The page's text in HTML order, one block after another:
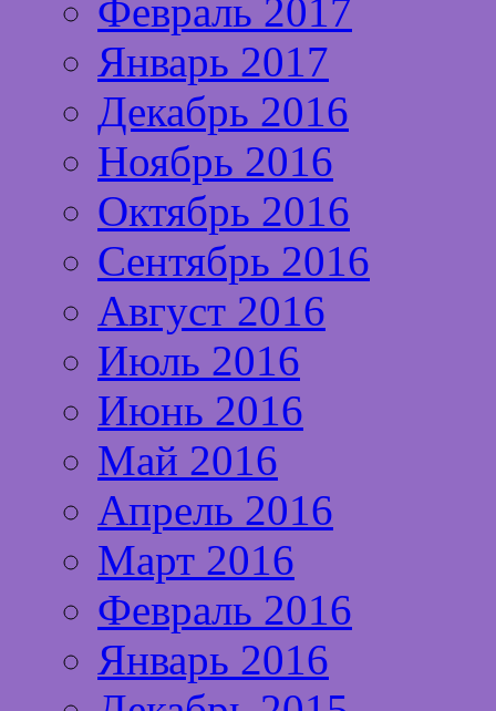
Февраль 2017
Январь 2017
Декабрь 2016
Ноябрь 2016
Октябрь 2016
Сентябрь 2016
Август 2016
Июль 2016
Июнь 2016
Май 2016
Апрель 2016
Март 2016
Февраль 2016
Январь 2016